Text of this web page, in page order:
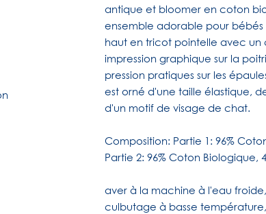
antique et bloomer en coton
ensemble adorable pour
haut en tricot pointelle avec un
impression graphique sur la
pression pratiques sur les
est orné d'une taille élastique,
d'un motif de visage de chat.
Composition: Partie 1: 96%
Partie 2: 96% Coton Biologique,
aver à la machine à l'eau
culbutage à basse